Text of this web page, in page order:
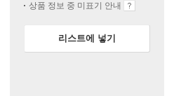
상품 정보 중 미표기 안내
리스트에 넣기